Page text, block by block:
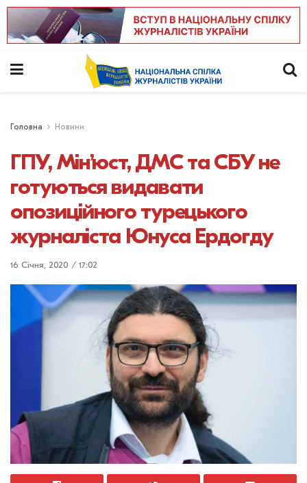
Головна Новини
ГПУ, Мін’юст, ДМС та СБУ не
готуються видавати
опозиційного турецького
журналіста Юнуса Ердогду
16 Січня, 2020 / 17:02